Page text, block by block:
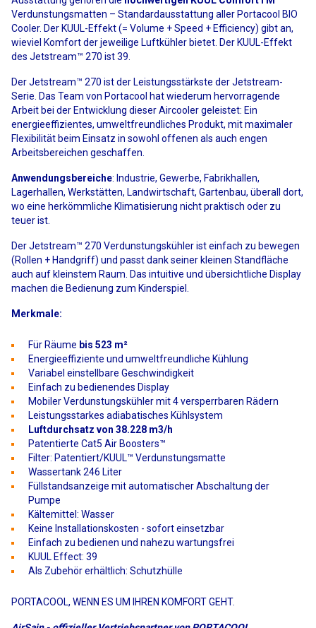
Verdunstungsmatten – Standardausstattung aller Portacool BIO
Cooler. Der KUUL-Effekt (= Volume + Speed + Efficiency) gibt an,
wieviel Komfort der jeweilige Luftkühler bietet. Der KUUL-Effekt
des Jetstream™ 270 ist 39.
Der Jetstream™ 270 ist der Leistungsstärkste der Jetstream-
Serie. Das Team von Portacool hat wiederum hervorragende
Arbeit bei der Entwicklung dieser Aircooler geleistet: Ein
energieeffizientes, umweltfreundliches Produkt, mit maximaler
Flexibilität beim Einsatz in sowohl offenen als auch engen
Arbeitsbereichen geschaffen.
Anwendungsbereiche: Industrie, Gewerbe, Fabrikhallen,
Lagerhallen, Werkstätten, Landwirtschaft, Gartenbau, überall dort,
wo eine herkömmliche Klimatisierung nicht praktisch oder zu
teuer ist.
Der Jetstream™ 270 Verdunstungskühler ist einfach zu bewegen
(Rollen + Handgriff) und passt dank seiner kleinen Standfläche
auch auf kleinstem Raum. Das intuitive und übersichtliche Display
machen die Bedienung zum Kinderspiel.
Merkmale:
Für Räume bis 523 m²
Energieeffiziente und umweltfreundliche Kühlung
Variabel einstellbare Geschwindigkeit
Einfach zu bedienendes Display
Mobiler Verdunstungskühler mit 4 versperrbaren Rädern
Leistungsstarkes adiabatisches Kühlsystem
Luftdurchsatz von 38.228 m3/h
Patentierte Cat5 Air Boosters™
Filter: Patentiert/KUUL™ Verdunstungsmatte
Wassertank 246 Liter
Füllstandsanzeige mit automatischer Abschaltung der
Pumpe
Kältemittel: Wasser
Keine Installationskosten - sofort einsetzbar
Einfach zu bedienen und nahezu wartungsfrei
KUUL Effect: 39
Als Zubehör erhältlich: Schutzhülle
PORTACOOL, WENN ES UM IHREN KOMFORT GEHT.